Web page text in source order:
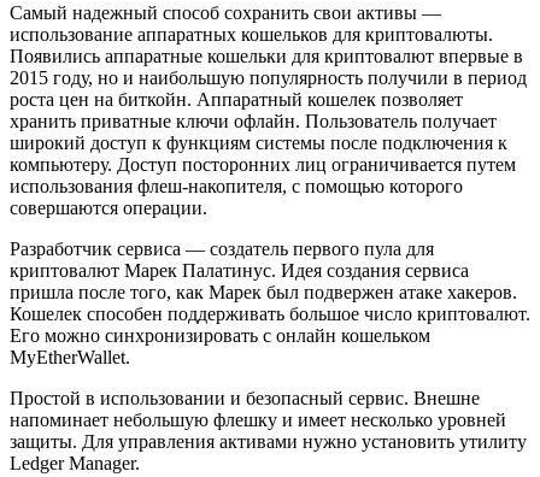
Самый надежный способ сохранить свои активы —
использование аппаратных кошельков для криптовалюты.
Появились аппаратные кошельки для криптовалют впервые в
2015 году, но и наибольшую популярность получили в период
роста цен на биткойн. Аппаратный кошелек позволяет
хранить приватные ключи офлайн. Пользователь получает
широкий доступ к функциям системы после подключения к
компьютеру. Доступ посторонних лиц ограничивается путем
использования флеш-накопителя, с помощью которого
совершаются операции.
Разработчик сервиса — создатель первого пула для
криптовалют Марек Палатинус. Идея создания сервиса
пришла после того, как Марек был подвержен атаке хакеров.
Кошелек способен поддерживать большое число криптовалют.
Его можно синхронизировать с онлайн кошельком
MyEtherWallet.
Простой в использовании и безопасный сервис. Внешне
напоминает небольшую флешку и имеет несколько уровней
защиты. Для управления активами нужно установить утилиту
Ledger Manager.